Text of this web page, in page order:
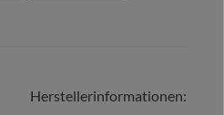
DetailsHerstellerinformationen: